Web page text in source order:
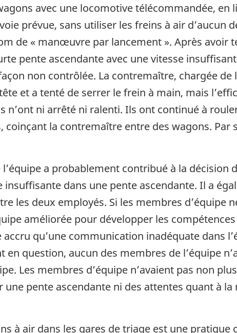
avec une locomotive télécommandée, en
prévue, sans utiliser les freins à air d’aucun
de « manœuvre par lancement ». Après avoir
pente ascendante avec une vitesse
non contrôlée. La contremaître, chargée de
et a tenté de serrer le frein à main, mais
n’ont ni arrêté ni ralenti. Ils ont continué à
la contremaître entre des wagons. Par
l’équipe a probablement contribué à la
dans une pente ascendante. Il a
les deux employés. Si les membres d’équipe
améliorée pour développer les
qu’une communication inadéquate dans
question, aucun des membres de l’équipe
Les membres d’équipe n’avaient pas non
pente ascendante ni des attentes quant à
à air dans les gares de triage est une pratique